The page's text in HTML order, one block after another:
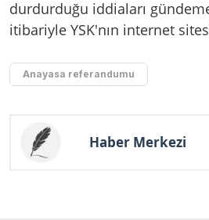
durdurduğu iddiaları
itibariyle YSK'nın internet
Anayasa referandumu
Haber Merkezi